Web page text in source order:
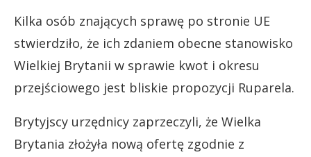
Kilka osób znających sprawę po stronie UE
stwierdziło, że ich zdaniem obecne stanowisko
Wielkiej Brytanii w sprawie kwot i okresu
przejściowego jest bliskie propozycji Ruparela.
Brytyjscy urzędnicy zaprzeczyli, że Wielka
Brytania złożyła nową ofertę zgodnie z